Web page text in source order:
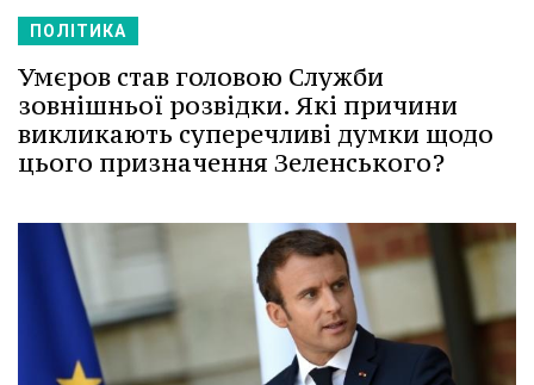
ПОЛІТИКА
Умєров став головою Служби
зовнішньої розвідки. Які причини
викликають суперечливі думки щодо
цього призначення Зеленського?